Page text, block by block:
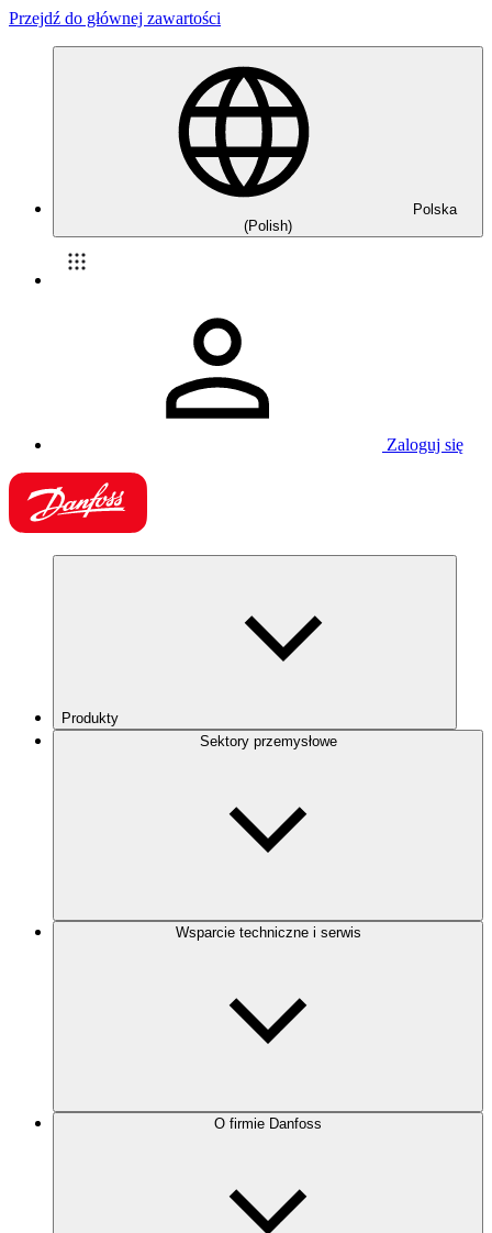
Przejdź do głównej zawartości
Polska
(Polish)
Zaloguj się
Produkty
Sektory przemysłowe
Wsparcie techniczne i serwis
O firmie Danfoss